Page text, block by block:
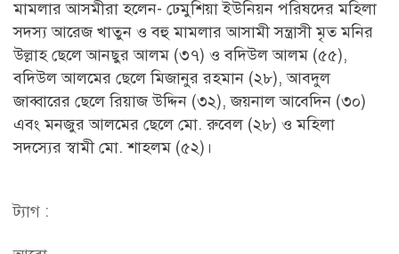
মামলার আসমীরা হলেন- ঢেমুশিয়া ইউনিয়ন পরিষদের মহিলা
সদস্য আরেজ খাতুন ও বহু মামলার আসামী সন্ত্রাসী মৃত মনির
উল্লাহ ছেলে আনছুর আলম (৩৭) ও বদিউল আলম (৫৫),
বদিউল আলমের ছেলে মিজানুর রহমান (২৮), আবদুল
জাব্বারের ছেলে রিয়াজ উদ্দিন (৩২), জয়নাল আবেদিন (৩০)
এবং মনজুর আলমের ছেলে মো. রুবেল (২৮) ও মহিলা
সদস্যের স্বামী মো. শাহলম (৫২)।
ট্যাগ :